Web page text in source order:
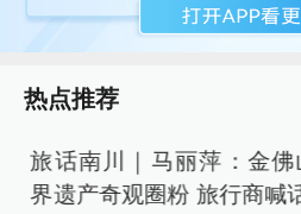
热点推荐
旅话南川｜马丽萍：金佛
界遗产奇观圈粉 旅行商喊